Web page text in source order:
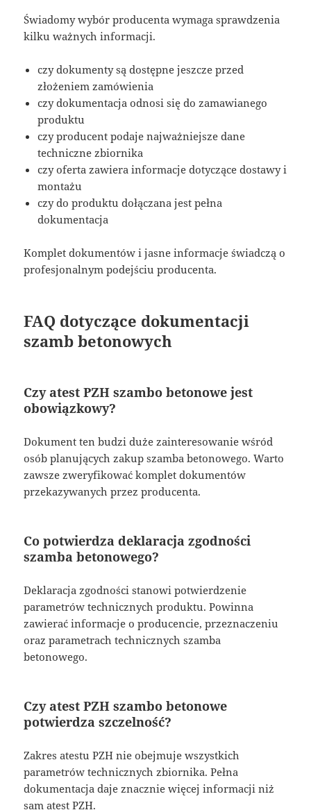
Świadomy wybór producenta wymaga sprawdzenia
kilku ważnych informacji.
czy dokumenty są dostępne jeszcze przed
złożeniem zamówienia
czy dokumentacja odnosi się do zamawianego
produktu
czy producent podaje najważniejsze dane
techniczne zbiornika
czy oferta zawiera informacje dotyczące dostawy i
montażu
czy do produktu dołączana jest pełna
dokumentacja
Komplet dokumentów i jasne informacje świadczą o
profesjonalnym podejściu producenta.
FAQ dotyczące dokumentacji
szamb betonowych
Czy atest PZH szambo betonowe jest
obowiązkowy?
Dokument ten budzi duże zainteresowanie wśród
osób planujących zakup szamba betonowego. Warto
zawsze zweryfikować komplet dokumentów
przekazywanych przez producenta.
Co potwierdza deklaracja zgodności
szamba betonowego?
Deklaracja zgodności stanowi potwierdzenie
parametrów technicznych produktu. Powinna
zawierać informacje o producencie, przeznaczeniu
oraz parametrach technicznych szamba
betonowego.
Czy atest PZH szambo betonowe
potwierdza szczelność?
Zakres atestu PZH nie obejmuje wszystkich
parametrów technicznych zbiornika. Pełna
dokumentacja daje znacznie więcej informacji niż
sam atest PZH.